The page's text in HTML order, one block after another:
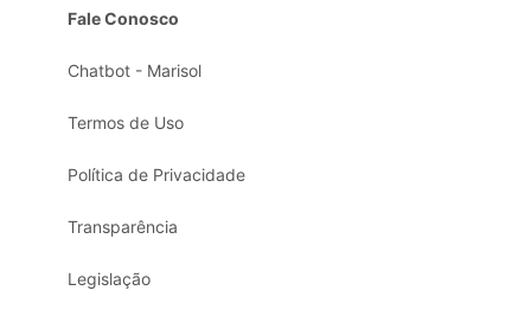
Fale Conosco
Chatbot - Marisol
Termos de Uso
Política de Privacidade
Transparência
Legislação